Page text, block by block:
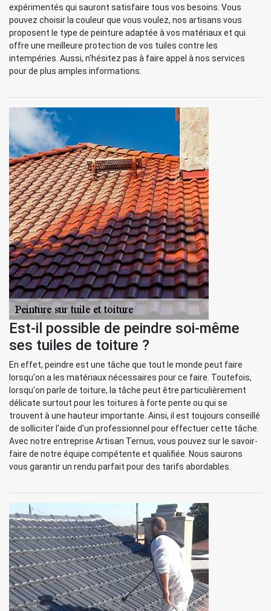
expérimentés qui sauront satisfaire tous vos besoins. Vous
pouvez choisir la couleur que vous voulez, nos artisans vous
proposent le type de peinture adaptée à vos matériaux et qui
offre une meilleure protection de vos tuiles contre les
intempéries. Aussi, n'hésitez pas à faire appel à nos services
pour de plus amples informations.
Est-il possible de peindre soi-même
ses tuiles de toiture ?
En effet, peindre est une tâche que tout le monde peut faire
lorsqu'on a les matériaux nécessaires pour ce faire. Toutefois,
lorsqu'on parle de toiture, la tâche peut être particulièrement
délicate surtout pour les toitures à forte pente ou qui se
trouvent à une hauteur importante. Ainsi, il est toujours conseillé
de solliciter l'aide d'un professionnel pour effectuer cette tâche.
Avec notre entreprise Artisan Ternus, vous pouvez sur le savoir-
faire de notre équipe compétente et qualifiée. Nous saurons
vous garantir un rendu parfait pour des tarifs abordables.